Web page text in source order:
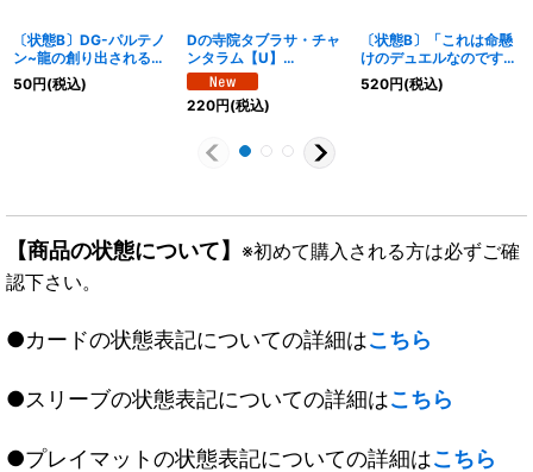
〔状態B〕DG-パルテノ
ン~龍の創り出される地
~【R】{23EX241/112}
《無》
50円(税込)
Dの寺院タブラサ・チャ
ンタラム【U】
{24BD644/60}《無》
220円(税込)
〔状態B〕「これは命懸
けのデュエルなのです」
【U】{24SP29/13}《自
然》
520円(税込)
【商品の状態について】 ※初めて購入される方は必ずご確
認下さい。
●カードの状態表記についての詳細はこちら
●スリーブの状態表記についての詳細はこちら
●プレイマットの状態表記についての詳細はこちら